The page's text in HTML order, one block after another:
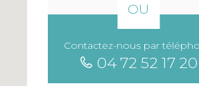
OU
Contactez-nous par
04 72 52 17 20